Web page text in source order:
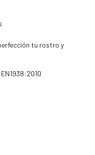
tu rostro y